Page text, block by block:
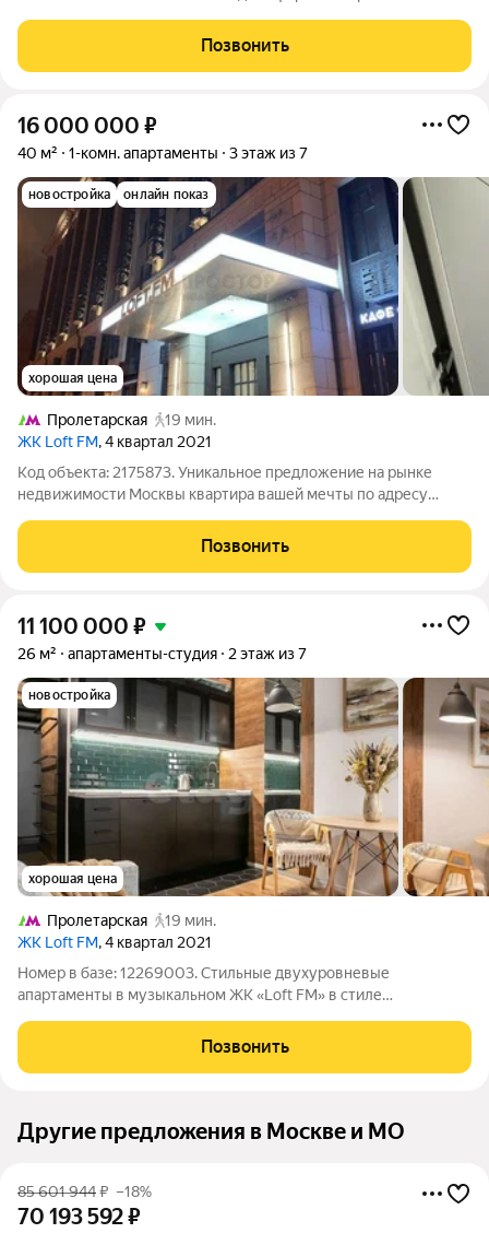
панорамным окном и возможностью создать полноценное
двухуровневое пространство. Площадь
Позвонить
16 000 000 ₽
40 м² 1-комн. апартаменты 3 этаж из 7
новостройка онлайн показ
хорошая цена
Пролетарская
19 мин.
ЖК Loft FM, 4 квартал 2021
Код объекта: 2175873. Уникальное предложение на рынке
недвижимости Москвы квартира вашей мечты по адресу
тем, кто ценит комфорт и практичность. Квартира
расположена на 3 этаже современного
Позвонить
11 100 000 ₽
26 м² апартаменты-студия 2 этаж из 7
новостройка
хорошая цена
Пролетарская
19 мин.
ЖК Loft FM, 4 квартал 2021
Номер в базе: 12269003. Стильные двухуровневые
апартаменты в музыкальном ЖК «Loft FM» в стиле
Московского института радиосвязи в Таганском районе
Москвы. ЦАО! Об объекте: пространство полностью
Позвонить
Другие предложения в Москве и МО
85 601 944₽ –18%
70 193 592₽